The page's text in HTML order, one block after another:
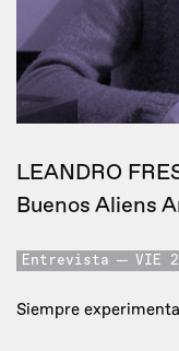
LEANDRO
Buenos Aliens
Entrevista VIE
Siempre